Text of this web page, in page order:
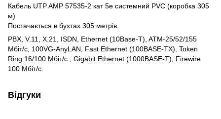
Кабель UTP AMP 57535-2 кат 5e системний PVC (коробка 305
м)
Постачається в бухтах 305 метрів.
PBX, V.11, X.21, ISDN, Ethernet (10Base-T), ATM-25/52/155
Мбіт/с, 100VG-AnyLAN, Fast Ethernet (100BASE-TX), Token
Ring 16/100 Мбіт/с , Gigabit Ethernet (1000BASE-T), Firewire
100 Мбіт/с.
Відгуки